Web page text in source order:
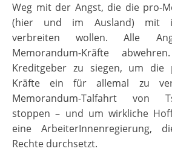
Weg mit der Angst, die die pro-
(hier und im Ausland) mit
verbreiten wollen. Alle
Memorandum-Kräfte
Kreditgeber zu siegen, um die
Kräfte ein für allemal zu
Memorandum-Talfahrt von
stoppen – und um wirkliche
eine ArbeiterInnenregierung,
Rechte durchsetzt.